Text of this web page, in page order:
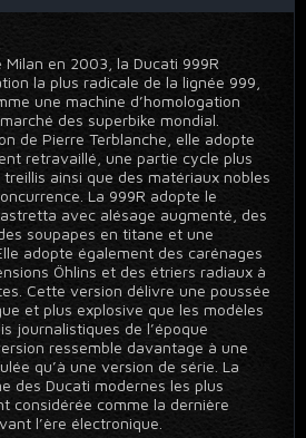
en 2003, la Ducati 999R
la plus radicale de la lignée 999,
une machine d’homologation
des superbike mondial.
de Pierre Terblanche, elle adopte
retravaillé, une partie cycle plus
ainsi que des matériaux nobles
La 999R adopte le
avec alésage augmenté, des
soupapes en titane et une
adopte également des carénages
Öhlins et des étriers radiaux à
Cette version délivre une poussée
et plus explosive que les modèles
journalistiques de l’époque
ressemble davantage à une
qu’à une version de série. La
des Ducati modernes les plus
considérée comme la dernière
l’ère électronique.